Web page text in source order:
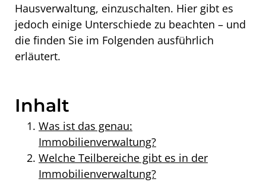
Hausverwaltung, einzuschalten. Hier gibt es
jedoch einige Unterschiede zu beachten – und
die finden Sie im Folgenden ausführlich
erläutert.
Inhalt
Was ist das genau:
Immobilienverwaltung?
Welche Teilbereiche gibt es in der
Immobilienverwaltung?